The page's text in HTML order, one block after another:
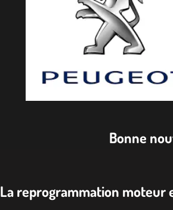
Bonne
La reprogrammation moteur